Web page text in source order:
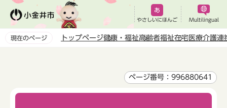
ペ
やさしいにほんご Multilingual
現在のページ トップページ健康・福祉高齢者福祉在宅医療介護連
ページ番号：996880641